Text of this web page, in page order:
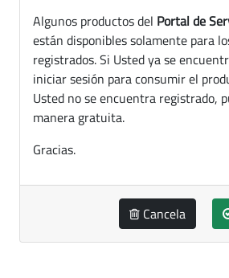
Algunos productos del Portal de
están disponibles solamente para
registrados. Si Usted ya se
iniciar sesión para consumir el
Usted no se encuentra registrado,
manera gratuita.
Gracias.
Cancela